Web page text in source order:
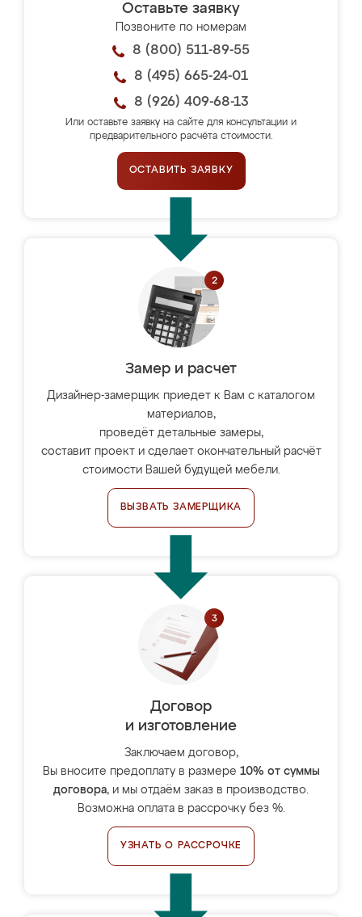
Оставьте заявку
Позвоните по номерам
8 (800) 511-89-55
8 (495) 665-24-01
8 (926) 409-68-13
Или оставьте заявку на сайте для консультации и
предварительного расчёта стоимости.
ОСТАВИТЬ ЗАЯВКУ
Замер и расчет
Дизайнер-замерщик приедет к Вам с каталогом
материалов,
проведёт детальные замеры,
составит проект и сделает окончательный расчёт
стоимости Вашей будущей мебели.
ВЫЗВАТЬ ЗАМЕРЩИКА
Договор
и изготовление
Заключаем договор,
Вы вносите предоплату в размере 10% от суммы
договора, и мы отдаём заказ в производство.
Возможна оплата в рассрочку без %.
УЗНАТЬ О РАССРОЧКЕ